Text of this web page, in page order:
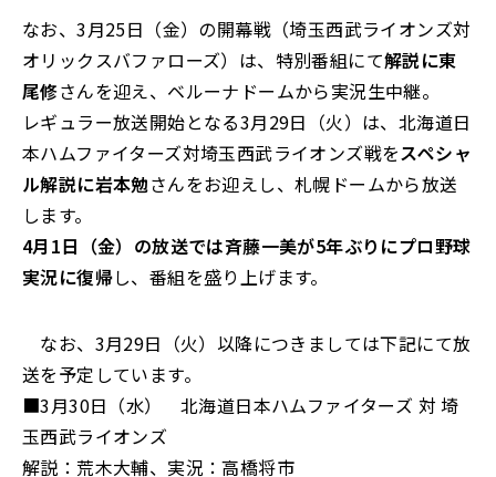
なお、3月25日（金）の開幕戦（埼玉西武ライオンズ対
オリックスバファローズ）は、特別番組にて解説に東
尾修さんを迎え、ベルーナドームから実況生中継。
レギュラー放送開始となる3月29日（火）は、北海道日
本ハムファイターズ対埼玉西武ライオンズ戦をスペシャ
ル解説に岩本勉さんをお迎えし、札幌ドームから放送
します。
4月1日（金）の放送では斉藤一美が5年ぶりにプロ野球
実況に復帰し、番組を盛り上げます。
なお、3月29日（火）以降につきましては下記にて放
送を予定しています。
■3月30日（水） 北海道日本ハムファイターズ 対 埼
玉西武ライオンズ
解説：荒木大輔、実況：高橋将市